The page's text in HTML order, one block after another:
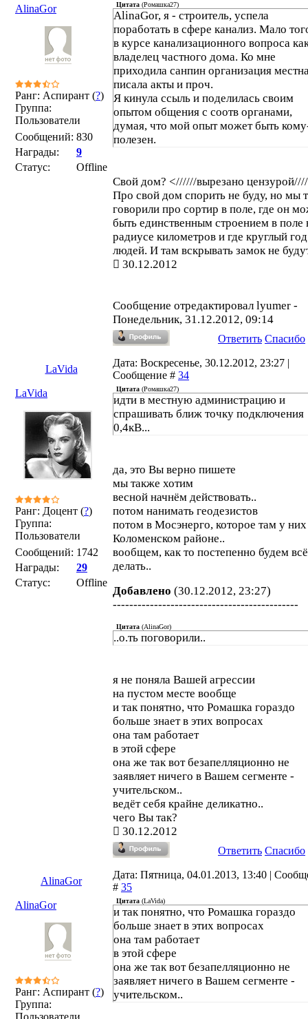
AlinaGor
Ранг: Аспирант (?)
Группа:
Пользователи
Сообщений: 830
Награды:
9
Статус:
Offline
Цитата (Ромашка27)
AlinaGor, я - строитель, успела
поработать в сфере канализ. Мало
в курсе канализационного вопроса
владелец частного дома. Ко мне
приходила санпин организация
писала акты и проч.
Я кинула ссыль и поделилась своим
опытом общения с соотв органами,
думая, что мой опыт может быть
полезен.
Свой дом? <//////вырезано
Про свой дом спорить не буду, но мы
говорили про сортир в поле, где он
быть единственным строением в поле
радиусе километров и где круглый
людей. И там вскрывать замок не
30.12.2012
Сообщение отредактировал lyumer -
Понедельник, 31.12.2012, 09:14
Ответить Спасибо
LaVida
Дата: Воскресенье, 30.12.2012, 23:27 |
Сообщение # 34
LaVida
Ранг: Доцент (?)
Группа:
Пользователи
Сообщений: 1742
Награды:
29
Статус:
Offline
Цитата (Ромашка27)
идти в местную администрацию и
спрашивать ближ точку подключения
0,4кВ...
да, это Вы верно пишете
мы также хотим
весной начнём действовать..
потом нанимать геодезистов
потом в Мосэнерго, которое там у
Коломенском районе..
вообщем, как то постепенно будем всё
делать..
Добавлено (30.12.2012, 23:27)
---------------------------------------------
Цитата (AlinaGor)
..о.ть поговорили..
я не поняла Вашей агрессии
на пустом месте вообще
и так понятно, что Ромашка гораздо
больше знает в этих вопросах
она там работает
в этой сфере
она же так вот безапелляционно не
заявляет ничего в Вашем сегменте -
учительском..
ведёт себя крайне деликатно..
чего Вы так?
30.12.2012
Ответить Спасибо
AlinaGor
Дата: Пятница, 04.01.2013, 13:40 |
# 35
AlinaGor
Ранг: Аспирант (?)
Группа:
Пользователи
Цитата (LaVida)
и так понятно, что Ромашка гораздо
больше знает в этих вопросах
она там работает
в этой сфере
она же так вот безапелляционно не
заявляет ничего в Вашем сегменте -
учительском..